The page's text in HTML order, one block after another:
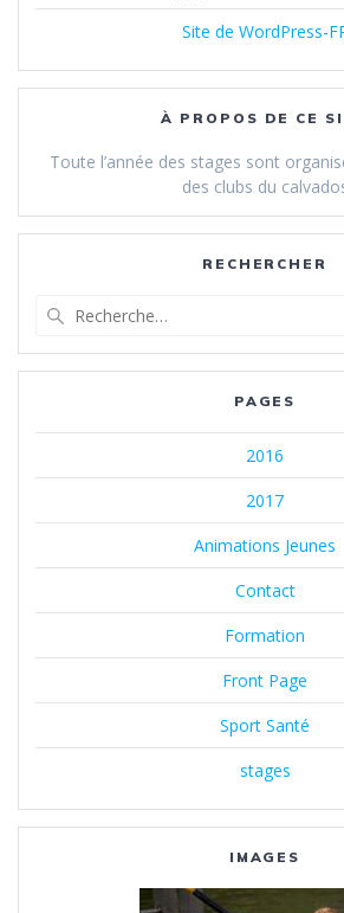
Site de WordPress-
À PROPOS DE CE
Toute l’année des stages sont
des clubs du
RECHERCHER
:
PAGES
2016
2017
Animations Jeunes
Contact
Formation
Front Page
Sport Santé
stages
IMAGES